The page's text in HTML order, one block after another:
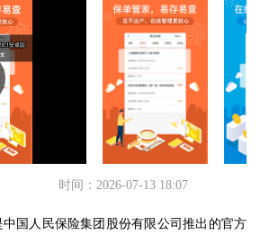
时间：2026-07-13 18:07
中国人民保险集团股份有限公司推出的官方